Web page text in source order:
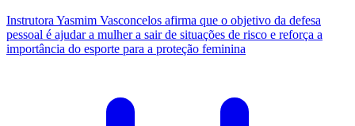
Instrutora Yasmim Vasconcelos afirma que o objetivo da defesa
pessoal é ajudar a mulher a sair de situações de risco e reforça a
importância do esporte para a proteção feminina